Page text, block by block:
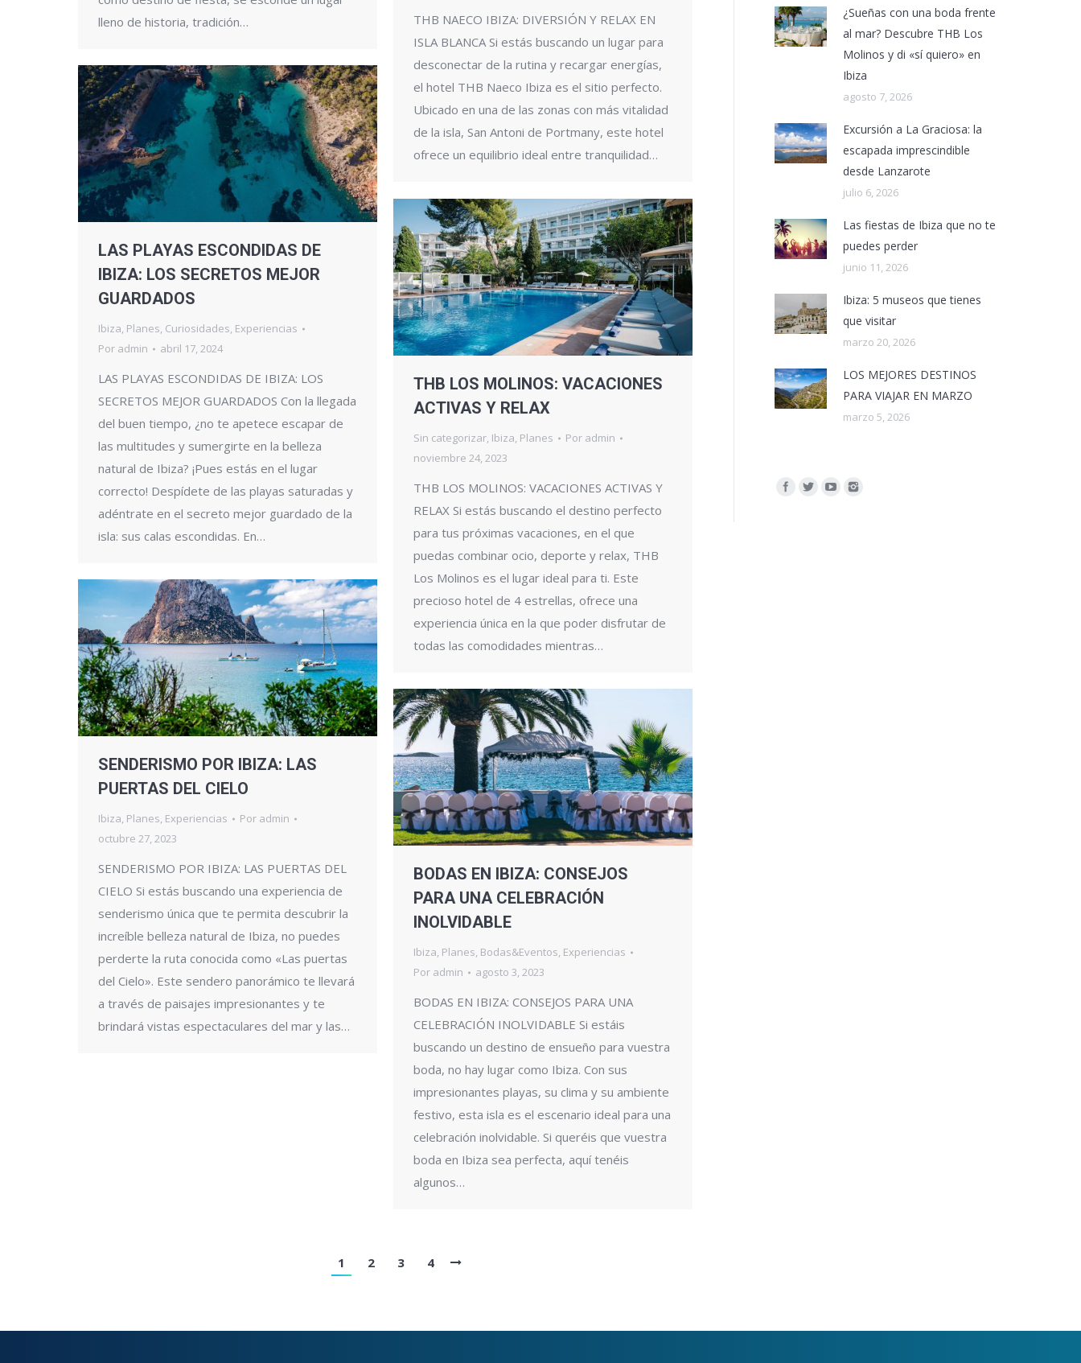
lleno de historia, tradición…
THB NAECO IBIZA: DIVERSIÓN Y RELAX EN
ISLA BLANCA Si estás buscando un lugar para
desconectar de la rutina y recargar energías,
el hotel THB Naeco Ibiza es el sitio perfecto.
Ubicado en una de las zonas con más vitalidad
de la isla, San Antoni de Portmany, este hotel
ofrece un equilibrio ideal entre tranquilidad…
LAS PLAYAS ESCONDIDAS DE
IBIZA: LOS SECRETOS MEJOR
GUARDADOS
Ibiza, Planes, Curiosidades, Experiencias
Por admin abril 17, 2024
LAS PLAYAS ESCONDIDAS DE IBIZA: LOS
SECRETOS MEJOR GUARDADOS Con la llegada
del buen tiempo, ¿no te apetece escapar de
las multitudes y sumergirte en la belleza
natural de Ibiza? ¡Pues estás en el lugar
correcto! Despídete de las playas saturadas y
adéntrate en el secreto mejor guardado de la
isla: sus calas escondidas. En…
THB LOS MOLINOS: VACACIONES
ACTIVAS Y RELAX
Sin categorizar, Ibiza, Planes Por admin
noviembre 24, 2023
THB LOS MOLINOS: VACACIONES ACTIVAS Y
RELAX Si estás buscando el destino perfecto
para tus próximas vacaciones, en el que
puedas combinar ocio, deporte y relax, THB
Los Molinos es el lugar ideal para ti. Este
precioso hotel de 4 estrellas, ofrece una
experiencia única en la que poder disfrutar de
todas las comodidades mientras…
SENDERISMO POR IBIZA: LAS
PUERTAS DEL CIELO
Ibiza, Planes, Experiencias Por admin
octubre 27, 2023
SENDERISMO POR IBIZA: LAS PUERTAS DEL
CIELO Si estás buscando una experiencia de
senderismo única que te permita descubrir la
increíble belleza natural de Ibiza, no puedes
perderte la ruta conocida como «Las puertas
del Cielo». Este sendero panorámico te llevará
a través de paisajes impresionantes y te
brindará vistas espectaculares del mar y las…
BODAS EN IBIZA: CONSEJOS
PARA UNA CELEBRACIÓN
INOLVIDABLE
Ibiza, Planes, Bodas&Eventos, Experiencias
Por admin agosto 3, 2023
BODAS EN IBIZA: CONSEJOS PARA UNA
CELEBRACIÓN INOLVIDABLE Si estáis
buscando un destino de ensueño para vuestra
boda, no hay lugar como Ibiza. Con sus
impresionantes playas, su clima y su ambiente
festivo, esta isla es el escenario ideal para una
celebración inolvidable. Si queréis que vuestra
boda en Ibiza sea perfecta, aquí tenéis
algunos…
1 2 3 4
¿Sueñas con una boda frente
al mar? Descubre THB Los
Molinos y di «sí quiero» en
Ibiza
agosto 7, 2026
Excursión a La Graciosa: la
escapada imprescindible
desde Lanzarote
julio 6, 2026
Las fiestas de Ibiza que no te
puedes perder
junio 11, 2026
Ibiza: 5 museos que tienes
que visitar
marzo 20, 2026
LOS MEJORES DESTINOS
PARA VIAJAR EN MARZO
marzo 5, 2026
Encuéntranos en: